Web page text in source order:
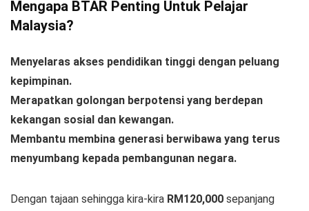
Mengapa BTAR Penting Untuk Pelajar
Malaysia?
Menyelaras akses pendidikan tinggi dengan peluang
kepimpinan.
Merapatkan golongan berpotensi yang berdepan
kekangan sosial dan kewangan.
Membantu membina generasi berwibawa yang terus
menyumbang kepada pembangunan negara.
Dengan tajaan sehingga kira-kira RM120,000 sepanjang